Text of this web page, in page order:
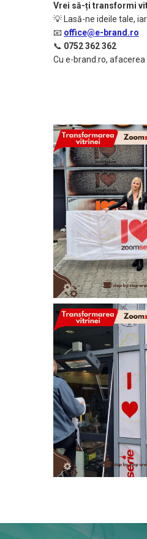
Vrei să-ți transformi
💡 Lasă-ne ideile tale,
📧 office@e-brand.ro
📞 0752 362 362
Cu e-brand.ro,